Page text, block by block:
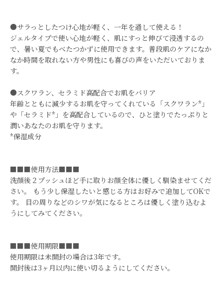
●サラっとしたつけ心地が軽く、一年を通して使える！
ジェルタイプで使い心地が軽く、肌にすっと伸びて浸透するの
で、暑い夏でもべたつかずに使用できます。普段肌のケアになか
なか時間を取れない方や男性にも喜びの声をいただいておりま
す。
●スクワラン、セラミド高配合でお肌をバリア
年齢とともに減少するお肌を守ってくれている「スクワラン*」
や「セラミド*」を高配合しているので、ひと塗りでたっぷりと
潤いあなたのお肌を守ります。
*保湿成分
■■■使用方法■■■
洗顔後２プッシュほど手に取りお顔全体に優しく馴染ませてくだ
さい。 もう少し保湿したいと感じる方はお好みで追加してOKで
す。 目の周りなどのシワが気になるところは優しく塗り込むよ
うにしてみてください。
■■■使用期限■■■
使用期限は未開封の場合は3年です。
開封後は3ヶ月以内に使い切るようにしてください。